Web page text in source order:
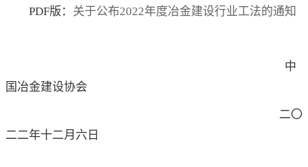
PDF版： 关于公布2022年度冶金建设行业工法的通知
中
国冶金建设协会
二〇
二二年十二月六日